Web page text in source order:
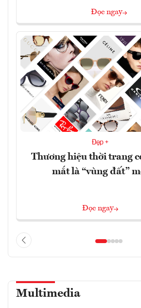
Đọc ngay
Đẹp +
Thương hiệu thời trang
mắt là “vùng đất”
Đọc ngay
Multimedia